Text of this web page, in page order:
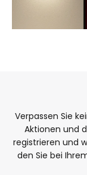
Verpassen Sie
Aktionen und
registrieren und
den Sie bei